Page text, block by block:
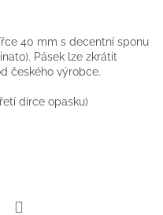
40 mm s decentní sponu
Pásek lze zkrátit
českého výrobce.
dírce opasku)